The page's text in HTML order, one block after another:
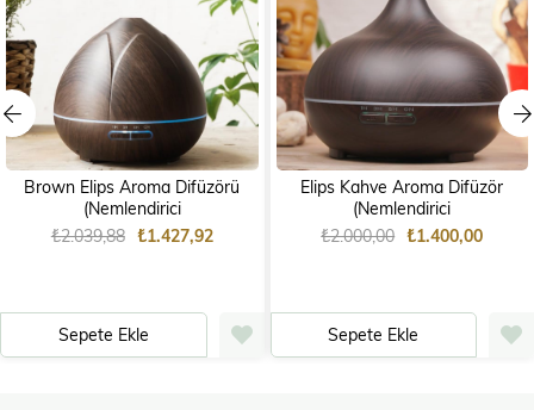
Brown Elips Aroma Difüzörü
(Nemlendirici
₺1.427,92
₺2.039,88
Sepete Ekle
Elips Kahve Aroma Difüzör
(Nemlendirici
₺1.400,00
₺2.000,00
Sepete Ekle